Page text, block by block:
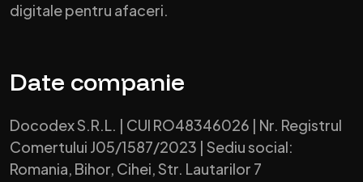
digitale pentru afaceri.
Date companie
Docodex S.R.L. | CUI RO48346026 | Nr. Registrul
Comertului J05/1587/2023 | Sediu social:
Romania, Bihor, Cihei, Str. Lautarilor 7